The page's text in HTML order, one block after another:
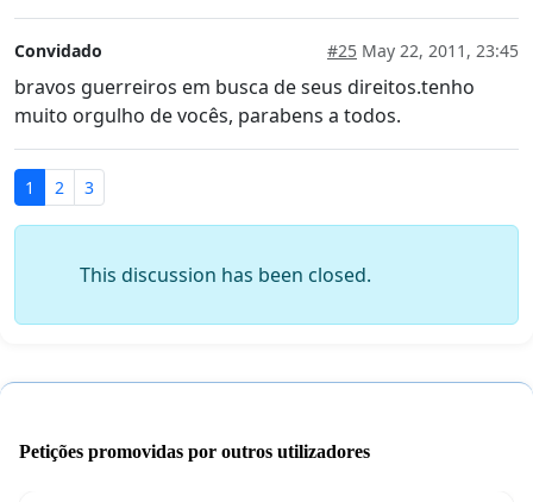
Convidado #25 May 22, 2011, 23:45
bravos guerreiros em busca de seus direitos.tenho
muito orgulho de vocês, parabens a todos.
1 2 3
This discussion has been closed.
Petições promovidas por outros utilizadores